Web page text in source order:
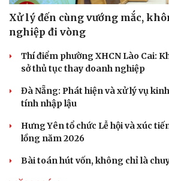
Xử lý đến cùng vướng mắc,
nghiệp đi vòng
Thí điểm phường XHCN Lào Cai:
sở thủ tục thay doanh nghiệp
Đà Nẵng: Phát hiện và xử lý vụ
tính nhập lậu
Hưng Yên tổ chức Lễ hội và xúc
lồng năm 2026
Bài toán hút vốn, không chỉ là